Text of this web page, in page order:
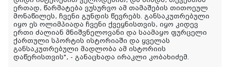
ერთად, წარმატება ვუსურვო ამ თამაშების თითოეულ
მონაწილეს, ჩვენი გუნდის წევრებს. განსაკუთრებული
იყო ეს ოლიმპიადა ჩვენი ქვეყნისთვის, იყო კიდევ
ერთი ძალიან მნიშვნელოვანი და საამაყო ფურცელი
ქართული სპორტის ისტორიაში და ყველას
განსაკუთრებული მადლობა ამ ისტორიის
დაწერისთვის", - განაცხადა ირაკლი კობახიძემ.